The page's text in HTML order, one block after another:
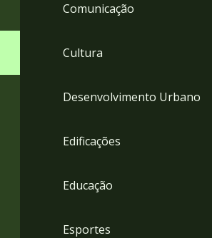
Comunicação
Cultura
Desenvolvimento Urbano
Edificações
Educação
Esportes